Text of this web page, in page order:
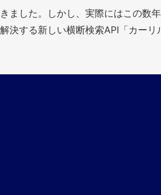
した。しかし、実際にはこの数
する新しい横断検索API「カー